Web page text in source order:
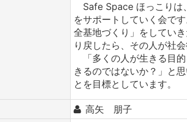
Safe Space ほっこりは
をサポートしていく会で
全基地づくり」をしてい
り戻したら、その人が社
「多くの人が生きる目
きるのではないか？」と
とを目標としています。
高矢 朋子